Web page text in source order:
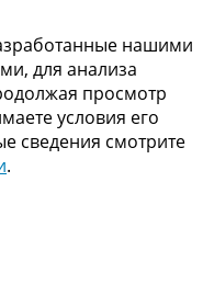
нашими
для анализа
просмотр
условия его
сведения смотрите
.